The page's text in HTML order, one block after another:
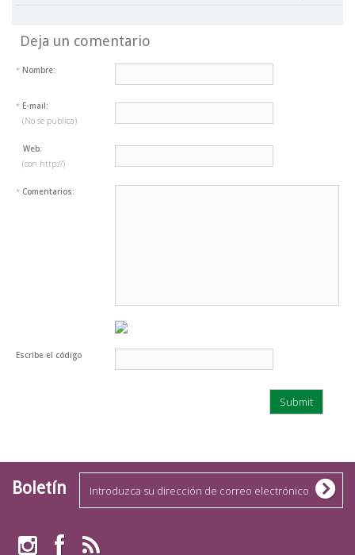
Deja un comentario
* Nombre:
* E-mail:
(No se publica)
Web:
(con http://)
* Comentarios:
Escribe el código
Boletín